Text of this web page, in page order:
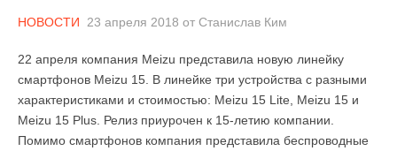
НОВОСТИ 23 апреля 2018 от Станислав Ким
22 апреля компания Meizu представила новую линейку
смартфонов Meizu 15. В линейке три устройства с разными
характеристиками и стоимостью: Meizu 15 Lite, Meizu 15 и
Meizu 15 Plus. Релиз приурочен к 15-летию компании.
Помимо смартфонов компания представила беспроводные